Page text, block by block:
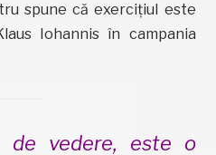
spune că exercițiul este
Iohannis în campania
de vedere, este o